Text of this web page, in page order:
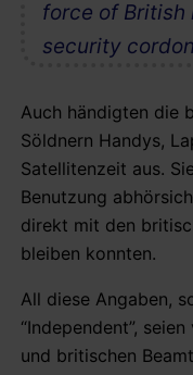
force of
security
Auch händigten die
Söldnern Handys,
Satellitenzeit aus.
Benutzung
direkt mit den
bleiben konnten.
All diese Angaben,
“Independent”,
und britischen